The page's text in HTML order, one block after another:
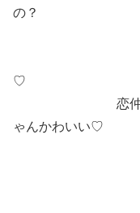
翼ちゃ
恋仲めっちゃ
ゃんかわいい♡